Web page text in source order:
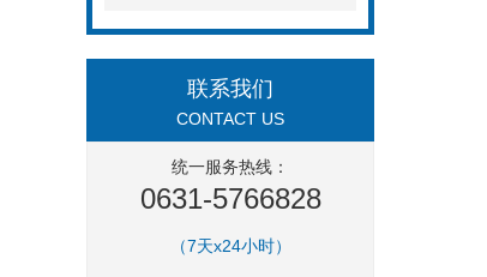
联系我们
CONTACT US
统一服务热线：
0631-5766828
（7天x24小时）